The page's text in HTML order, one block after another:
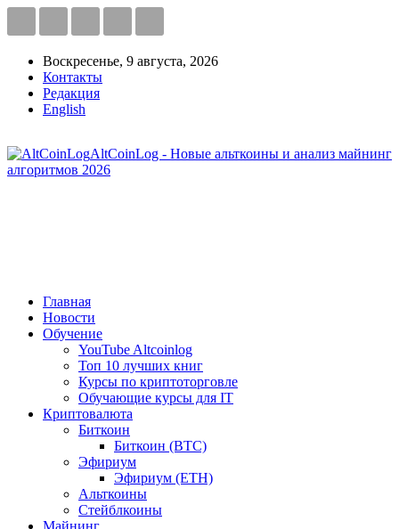
Воскресенье, 9 августа, 2026
Контакты
Редакция
English
AltCoinLog - Новые альткоины и анализ майнинг
алгоритмов 2026
Главная
Новости
Обучение
YouTube Altcoinlog
Топ 10 лучших книг
Курсы по криптоторговле
Обучающие курсы для IT
Криптовалюта
Биткоин
Биткоин (BTC)
Эфириум
Эфириум (ETH)
Альткоины
Стейблкоины
Майнинг